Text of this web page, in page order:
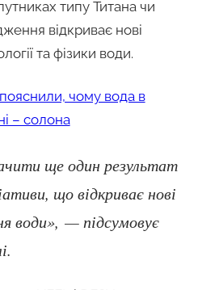
типу Титана чи
відкриває нові
та фізики води.
чому вода в
– солона
ще один результат
що відкриває нові
води», — підсумовує